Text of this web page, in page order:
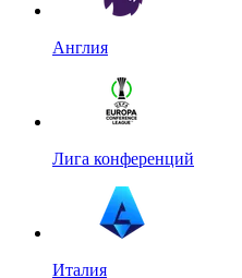
Англия
Лига конференций
Италия